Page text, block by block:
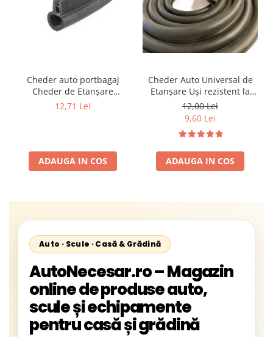
Cheder auto portbagaj
Cheder de Etanșare
Profesional din Cauciuc -
Liniar
12,71 Lei
ADAUGA IN COS
Cheder Auto Universal de
Etanșare Uși rezistent la
intemperii, raze UV,
îmbătrânire și temperaturi
12,00 Lei
9,60 Lei
ADAUGA IN COS
Auto · Scule · Casă & Grădină
AutoNecesar.ro – Magazin
online de produse auto,
scule și echipamente
pentru casă și grădină